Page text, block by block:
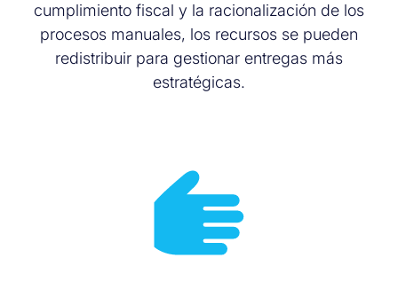
cumplimiento fiscal y la racionalización de los
procesos manuales, los recursos se pueden
redistribuir para gestionar entregas más
estratégicas.